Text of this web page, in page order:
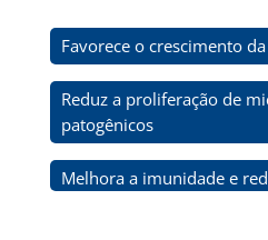
Favorece o crescimento
Reduz a proliferação de
patogênicos
Melhora a imunidade e